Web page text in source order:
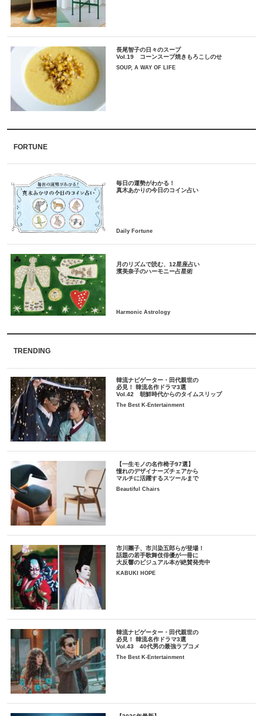
長尾智子の日々のスープ
Vol.19 コーンスープ焼きもろこしのせ
SOUP, A WAY OF LIFE
FORTUNE
毎日の運勢がわかる！
月のリズムで読む、12星座占い
TRENDING
韓流ナビゲーター・田代親世の
必見！ 韓流名作ドラマ3選
Vol.42 朝鮮時代からのタイムスリップ
The Best K-Entertainment
【一生モノの名作椅子97選】
憧れのデザイナーズチェアから
マルチに活躍するスツールまで
Beautiful Chairs
市川團子、市川染五郎らが登場！
話題の若手歌舞伎俳優が一冊に
大反響のビジュアル本が絶賛発売中
KABUKI HOPE
韓流ナビゲーター・田代親世の
必見！ 韓流名作ドラマ3選
Vol.43 40代男の最強ラブコメ
The Best K-Entertainment